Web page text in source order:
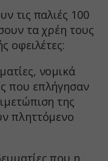
τις παλιές 100
τα χρέη τους
οφειλέτες:
νομικά
που επλήγησαν
της
πληττόμενο
που η